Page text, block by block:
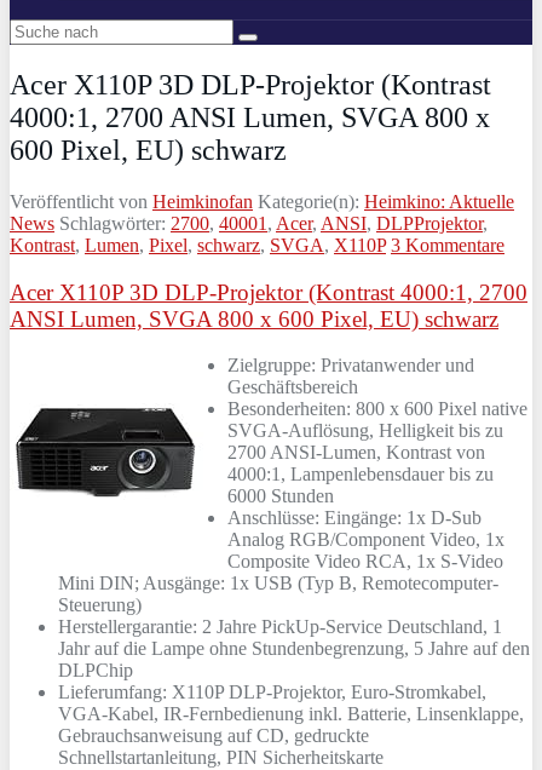
Acer X110P 3D DLP-Projektor (Kontrast
4000:1, 2700 ANSI Lumen, SVGA 800 x
600 Pixel, EU) schwarz
Veröffentlicht von Heimkinofan Kategorie(n): Heimkino: Aktuelle
News Schlagwörter: 2700, 40001 , Acer, ANSI, DLPProjektor,
Kontrast, Lumen, Pixel, schwarz, SVGA, X110P 3 Kommentare
Acer X110P 3D DLP-Projektor (Kontrast 4000:1, 2700
ANSI Lumen, SVGA 800 x 600 Pixel, EU) schwarz
Zielgruppe: Privatanwender und
Geschäftsbereich
Besonderheiten: 800 x 600 Pixel native
SVGA-Auflösung, Helligkeit bis zu
2700 ANSI-Lumen, Kontrast von
4000:1, Lampenlebensdauer bis zu
6000 Stunden
Anschlüsse: Eingänge: 1x D-Sub
Analog RGB/Component Video, 1x
Composite Video RCA, 1x S-Video
Mini DIN; Ausgänge: 1x USB (Typ B, Remotecomputer-
Steuerung)
Herstellergarantie: 2 Jahre PickUp-Service Deutschland, 1
Jahr auf die Lampe ohne Stundenbegrenzung, 5 Jahre auf den
DLPChip
Lieferumfang: X110P DLP-Projektor, Euro-Stromkabel,
VGA-Kabel, IR-Fernbedienung inkl. Batterie, Linsenklappe,
Gebrauchsanweisung auf CD, gedruckte
Schnellstartanleitung, PIN Sicherheitskarte